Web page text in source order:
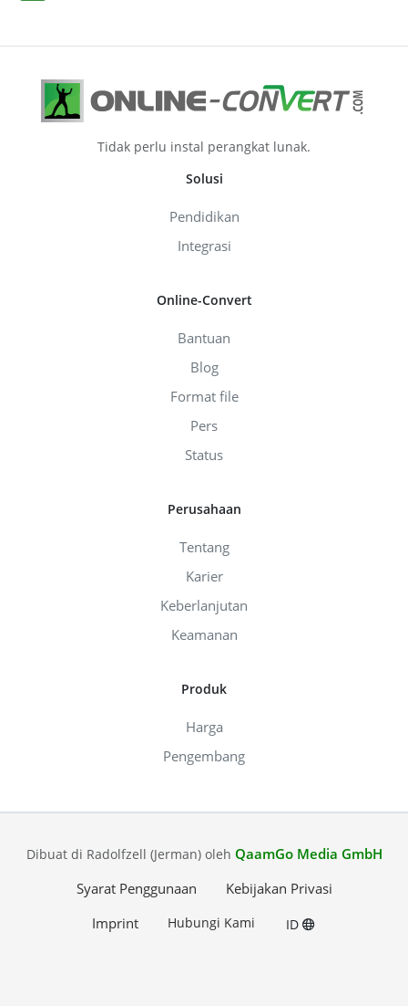
Tidak perlu instal perangkat lunak.
Solusi
Pendidikan
Integrasi
Online-Convert
Bantuan
Blog
Format file
Pers
Status
Perusahaan
Tentang
Karier
Keberlanjutan
Keamanan
Produk
Harga
Pengembang
Dibuat di Radolfzell (Jerman) oleh QaamGo Media GmbH
Syarat Penggunaan
Kebijakan Privasi
Imprint
Hubungi Kami ID